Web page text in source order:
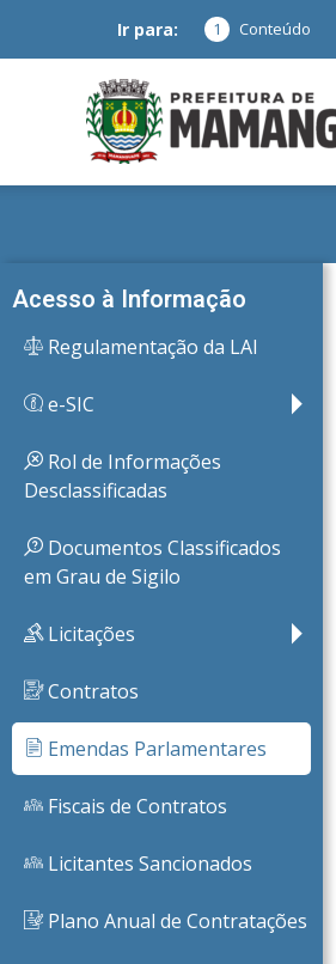
Ir para: 1 Conteúdo
Acesso à Informação
Regulamentação da LAI
e-SIC
Rol de Informações
Desclassificadas
Documentos Classificados
em Grau de Sigilo
Licitações
Contratos
Emendas Parlamentares
Fiscais de Contratos
Licitantes Sancionados
Plano Anual de Contratações